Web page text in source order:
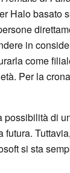
Halo basato
in
come
Per la
possibilità di
futura.
si sta